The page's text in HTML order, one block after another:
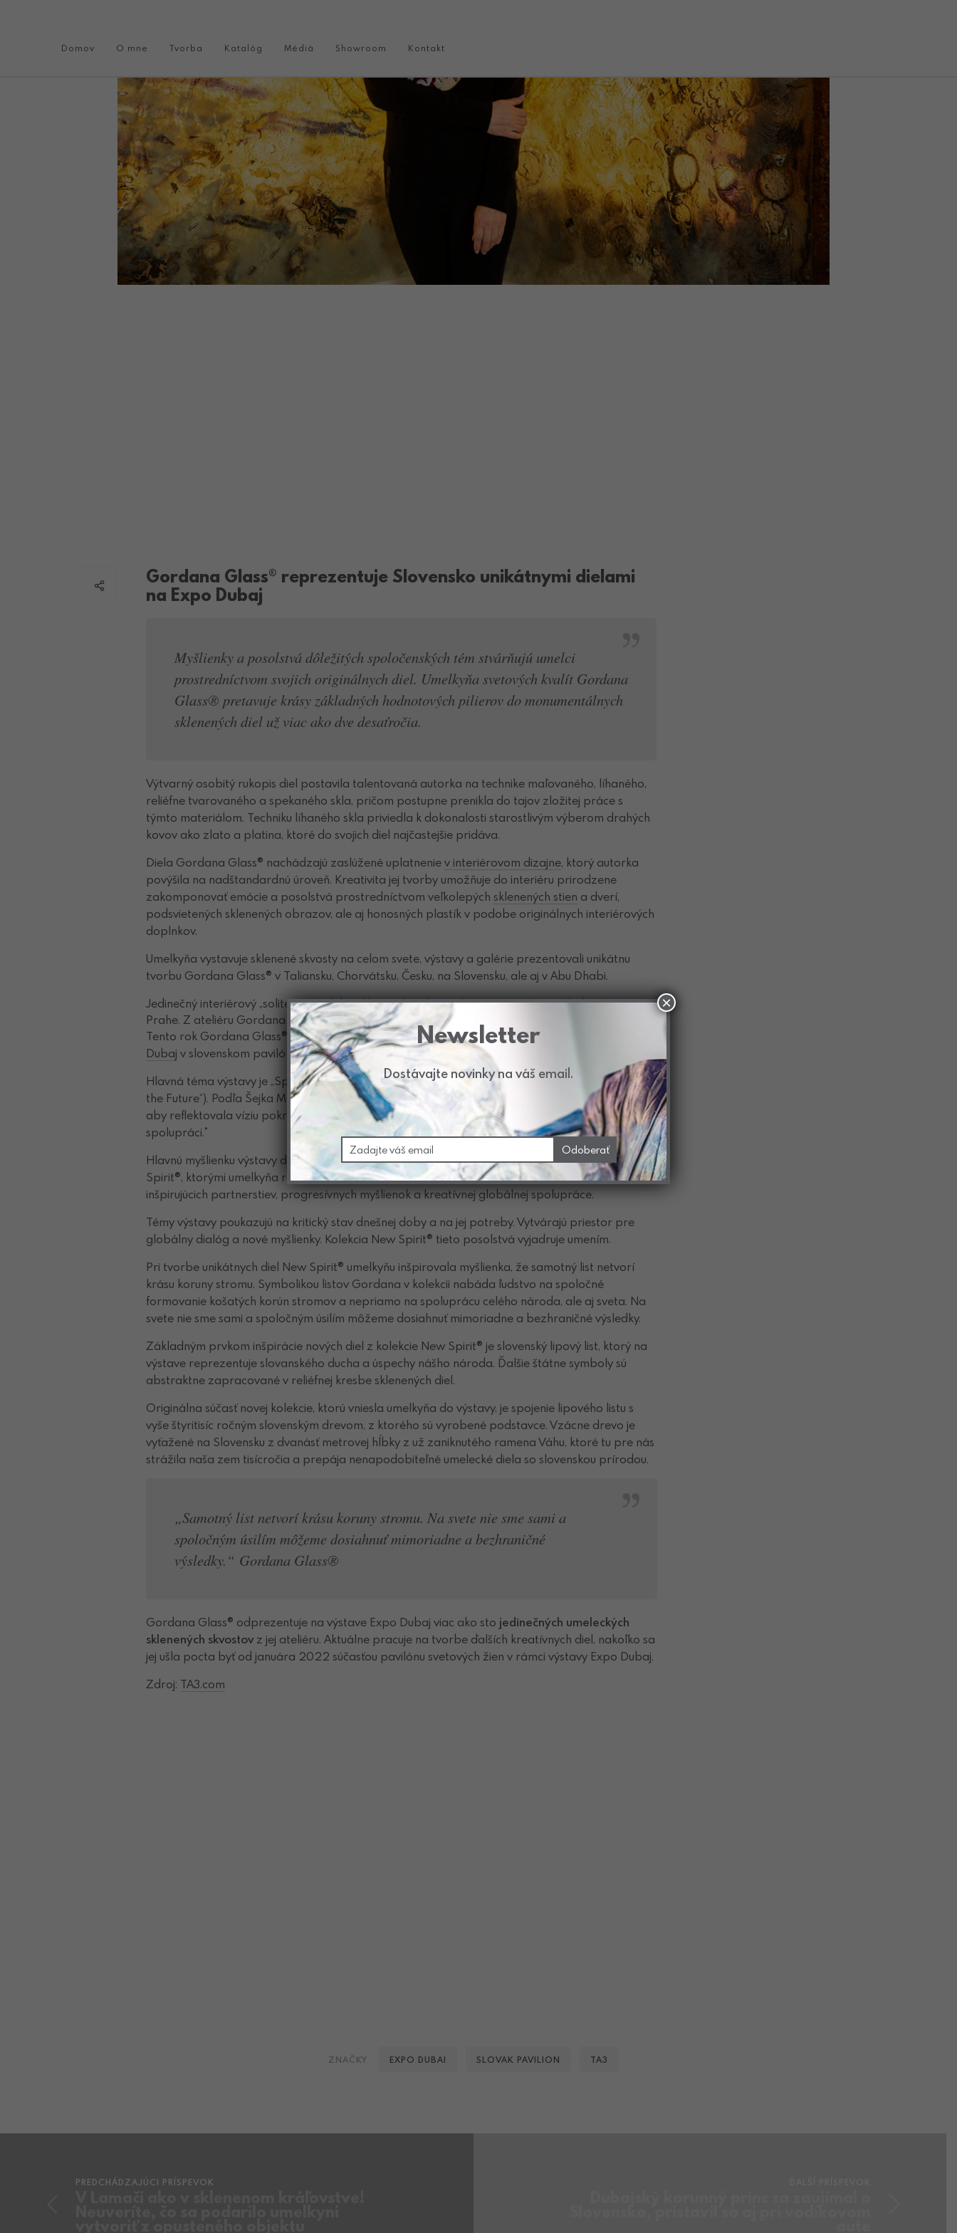
Domov O mne Tvorba Katalóg Médiá Showroom Kontakt
Gordana Glass® reprezentuje Slovensko unikátnymi dielami
na Expo Dubaj
Myšlienky a posolstvá dôležitých spoločenských tém stvárňujú umelci
prostredníctvom svojich originálnych diel. Umelkyňa svetových kvalít Gordana
Glass® pretavuje krásy základných hodnotových pilierov do monumentálnych
sklenených diel už viac ako dve desaťročia.
Výtvarný osobitý rukopis diel postavila talentovaná autorka na technike maľovaného, líhaného,
reliéfne tvarovaného a spekaného skla, pričom postupne prenikla do tajov zložitej práce s
týmto materiálom. Techniku líhaného skla priviedla k dokonalosti starostlivým výberom drahých
kovov ako zlato a platina, ktoré do svojich diel najčastejšie pridáva.
Diela Gordana Glass® nachádzajú zaslúžené uplatneniev interiérovom dizajne, ktorý autorka
povýšila na nadštandardnú úroveň. Kreativita jej tvorby umožňuje do interiéru prirodzene
zakomponovať emócie a posolstvá prostredníctvom veľkolepých sklenených stien a dverí,
podsvietených sklenených obrazov, ale aj honosných plastík v podobe originálnych interiérových
doplnkov.
Umelkyňa vystavuje sklenené skvosty na celom svete, výstavy a galérie prezentovali unikátnu
tvorbu Gordana Glass® v Taliansku, Chorvátsku, Česku, na Slovensku, ale aj v Abu Dhabi.
Jedinečný interiérový „solitér“ v podobe skleneného obrazu kopírujúci reálny výhľad z okna v
Prahe. Z ateliéru Gordana Glass®. Rozmer diela: 3000 x 2100 mm
Tento rok Gordana Glass® reprezentuje Slovensko v Dubaji na celosvetovej výstave
Dubaj v slovenskom pavilóne. Svetová výstava sa koná od 1. októbra 2021 do 31. marca 2022.
Hlavná téma výstavy je „Spájanie myšlienok, vytváranie budúcnosti“ („Connecting Minds, Creating
the Future“). Podľa Šejka Mohammeda bin Rashida Al Maktouma bola myšlienka navrhnutá tak,
aby reflektovala víziu pokroku a rozvoja založenú na spoločnom zámere, odhodlaní a
spolupráci.*
Hlavnú myšlienku výstavy dokonalo odzrkadľujú umelecké diela Gordana Glass® z kolekcie New
Spirit®, ktorými umelkyňa reprezentuje príbeh našej krajiny a zároveň nabáda k vzniku
inšpirujúcich partnerstiev, progresívnych myšlienok a kreatívnej globálnej spolupráce.
Témy výstavy poukazujú na kritický stav dnešnej doby a na jej potreby. Vytvárajú priestor pre
globálny dialóg a nové myšlienky. Kolekcia New Spirit® tieto posolstvá vyjadruje umením.
Pri tvorbe unikátnych diel New Spirit® umelkyňu inšpirovala myšlienka, že samotný list netvorí
krásu koruny stromu. Symbolikou listov Gordana v kolekcii nabáda ľudstvo na spoločné
formovanie košatých korún stromov a nepriamo na spoluprácu celého národa, ale aj sveta. Na
svete nie sme sami a spoločným úsilím môžeme dosiahnuť mimoriadne a bezhraničné výsledky.
Základným prvkom inšpirácie nových diel z kolekcie New Spirit® je slovenský lipový list, ktorý na
výstave reprezentuje slovanského ducha a úspechy nášho národa. Ďalšie štátne symboly sú
abstraktne zapracované v reliéfnej kresbe sklenených diel.
Originálna súčasť novej kolekcie, ktorú vniesla umelkyňa do výstavy, je spojenie lipového listu s
vyše štyritisíc ročným slovenským drevom, z ktorého sú vyrobené podstavce. Vzácne drevo je
vyťažené na Slovensku z dvanásť metrovej hĺbky z už zaniknutého ramena Váhu, ktoré tu pre nás
strážila naša zem tisícročia a prepája nenapodobiteľné umelecké diela so slovenskou prírodou.
„Samotný list netvorí krásu koruny stromu. Na svete nie sme sami a
spoločným úsilím môžeme dosiahnuť mimoriadne a bezhraničné
výsledky.“ Gordana Glass®
Gordana Glass® odprezentuje na výstave Expo Dubaj viac ako sto jedinečných umeleckých
sklenených skvostovz jej ateliéru. Aktuálne pracuje na tvorbe ďalších kreatívnych diel, nakoľko sa
jej ušla pocta byť od januára 2022 súčasťou pavilónu svetových žien v rámci výstavy Expo Dubaj.
Zdroj: TA3.com
ZNAČKY EXPO DUBAI SLOVAK PAVILION TA3
PREDCHÁDZAJÚCI PRÍSPEVOK
Youtube
Newsletter
Dostávajte novinky na váš email.
×